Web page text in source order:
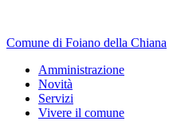
Comune di Foiano della Chiana
Amministrazione
Novità
Servizi
Vivere il comune